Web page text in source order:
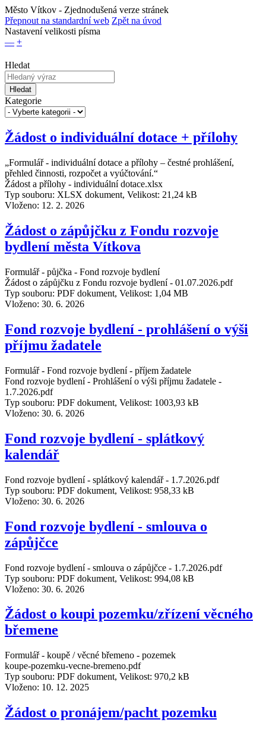
Město Vítkov - Zjednodušená verze stránek
Přepnout na standardní web Zpět na úvod
Nastavení velikosti písma
— +
Hledat
Hledat
Kategorie
Žádost o individuální dotace + přílohy
„Formulář - individuální dotace a přílohy – čestné prohlášení,
přehled činnosti, rozpočet a vyúčtování.“
Žádost a přílohy - individuální dotace.xlsx
Typ souboru: XLSX dokument, Velikost: 21,24 kB
Vloženo: 12. 2. 2026
Žádost o zápůjčku z Fondu rozvoje
bydlení města Vítkova
Formulář - půjčka - Fond rozvoje bydlení
Žádost o zápůjčku z Fondu rozvoje bydlení - 01.07.2026.pdf
Typ souboru: PDF dokument, Velikost: 1,04 MB
Vloženo: 30. 6. 2026
Fond rozvoje bydlení - prohlášení o výši
příjmu žadatele
Formulář - Fond rozvoje bydlení - příjem žadatele
Fond rozvoje bydlení - Prohlášení o výši příjmu žadatele -
1.7.2026.pdf
Typ souboru: PDF dokument, Velikost: 1003,93 kB
Vloženo: 30. 6. 2026
Fond rozvoje bydlení - splátkový
kalendář
Fond rozvoje bydlení - splátkový kalendář - 1.7.2026.pdf
Typ souboru: PDF dokument, Velikost: 958,33 kB
Vloženo: 30. 6. 2026
Fond rozvoje bydlení - smlouva o
zápůjčce
Fond rozvoje bydlení - smlouva o zápůjčce - 1.7.2026.pdf
Typ souboru: PDF dokument, Velikost: 994,08 kB
Vloženo: 30. 6. 2026
Žádost o koupi pozemku/zřízení věcného
břemene
Formulář - koupě / věcné břemeno - pozemek
koupe-pozemku-vecne-bremeno.pdf
Typ souboru: PDF dokument, Velikost: 970,2 kB
Vloženo: 10. 12. 2025
Žádost o pronájem/pacht pozemku